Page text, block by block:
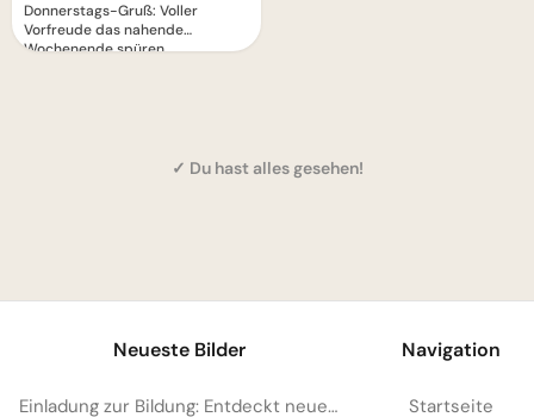
Donnerstags-Gruß: Voller
Vorfreude das nahende
Wochenende spüren
✓ Du hast alles gesehen!
Neueste Bilder
Einladung zur Bildung: Entdeckt neue Welten mit diesem Bild für Instagram!
Navigation
Startseite